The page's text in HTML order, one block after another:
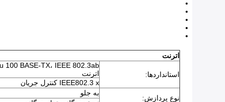
اترنت
استانداردها:
اترنت
IEEE802.3 x کنترل جریان
نوع پردازش:
به جلو